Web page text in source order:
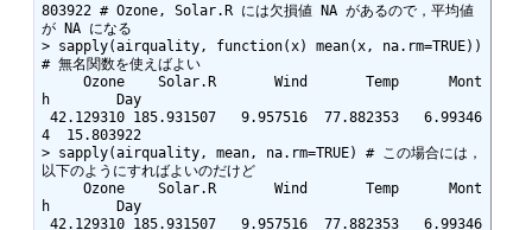
803922 # Ozone, Solar.R には欠損値 NA があるので，平均値
が NA になる
> sapply(airquality, function(x) mean(x, na.rm=TRUE))
# 無名関数を使えばよい
h        Day
4  15.803922
> sapply(airquality, mean, na.rm=TRUE) # この場合には，
以下のようにすればよいのだけど
h        Day